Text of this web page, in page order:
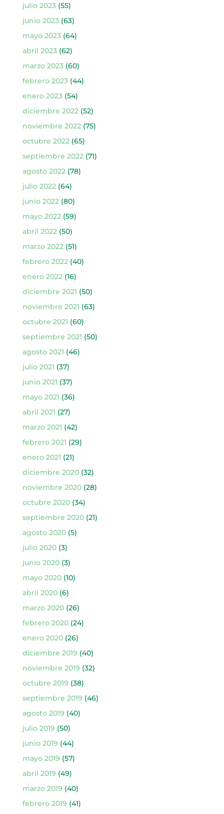
julio 2023(55)
junio 2023(63)
mayo 2023(64)
abril 2023(62)
marzo 2023(60)
febrero 2023(44)
enero 2023(54)
diciembre 2022(52)
noviembre 2022(75)
octubre 2022(65)
septiembre 2022(71)
agosto 2022(78)
julio 2022(64)
junio 2022(80)
mayo 2022(59)
abril 2022(50)
marzo 2022(51)
febrero 2022(40)
enero 2022(16)
diciembre 2021 (50)
noviembre 2021 (63)
octubre 2021 (60)
septiembre 2021 (50)
agosto 2021 (46)
julio 2021 (37)
junio 2021 (37)
mayo 2021 (36)
abril 2021 (27)
marzo 2021 (42)
febrero 2021 (29)
enero 2021 (21)
diciembre 2020(32)
noviembre 2020(28)
octubre 2020(34)
septiembre 2020(21)
agosto 2020(5)
julio 2020(3)
junio 2020(3)
mayo 2020(10)
abril 2020(6)
marzo 2020(26)
febrero 2020(24)
enero 2020(26)
diciembre 2019 (40)
noviembre 2019 (32)
octubre 2019 (38)
septiembre 2019 (46)
agosto 2019 (40)
julio 2019 (50)
junio 2019 (44)
mayo 2019 (57)
abril 2019 (49)
marzo 2019 (40)
febrero 2019 (41)